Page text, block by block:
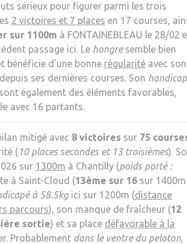
sérieux pour figurer parmi les trois
2 victoires et 7 places en 17 courses,
sur 1100m à FONTAINEBLEAU le 28/02
passage ici. Le hongresemble bien
bénéficie d’une bonne régularitéavec son
ses dernières courses. Son handicap
sont également des éléments favorables,
avec 16 partants.
mitigé avec 8 victoiressur 75
(10 places secondes et 13 troisièmes).
sur 1300m à Chantilly (poids porté :
à Saint-Cloud (13ème sur 16sur 1400m
à 58.5kgici sur 1200m (distance
parcours), son manque de fraîcheur (12
sortie) et sa place défavorable à la
Probablement dans le ventre du peloton,